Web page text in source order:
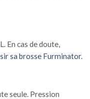
En cas de doute,
sa brosse Furminator.
seule. Pression